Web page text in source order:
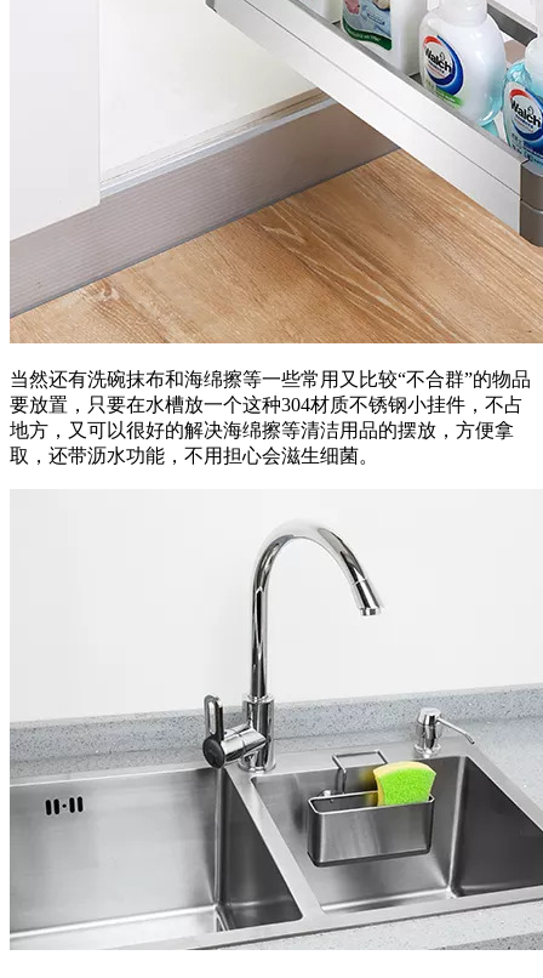
当然还有洗碗抹布和海绵擦等一些常用又比较“不合群”的物品
要放置，只要在水槽放一个这种304材质不锈钢小挂件，不占
地方，又可以很好的解决海绵擦等清洁用品的摆放，方便拿
取，还带沥水功能，不用担心会滋生细菌。